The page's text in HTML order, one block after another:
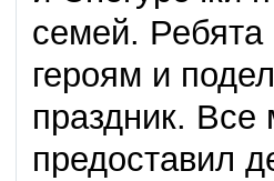
семей. Ребята
героям и
праздник.
предоставил